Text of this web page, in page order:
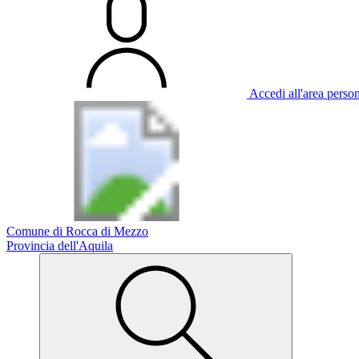
Accedi all'area
Comune di Rocca di Mezzo
Provincia dell'Aquila